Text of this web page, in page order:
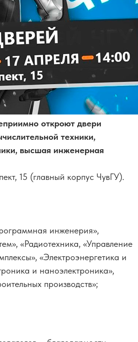
откроют двери
техники,
высшая инженерная
15 (главный корпус ЧувГУ).
инженерия»,
«Радиотехника, «Управление
«Электроэнергетика и
и наноэлектроника»,
производств»;